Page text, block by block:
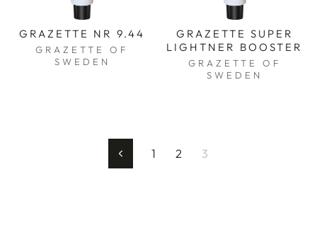
GRAZETTE NR 9.44
GRAZETTE OF
SWEDEN
GRAZETTE SUPER
LIGHTNER BOOSTER
GRAZETTE OF
SWEDEN
Forrige
1 2 3